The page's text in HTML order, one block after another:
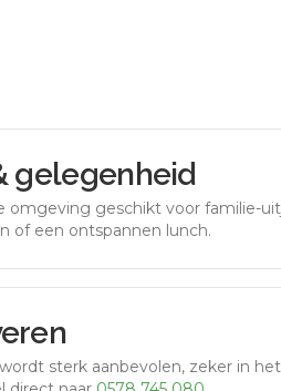
gelegenheid
omgeving geschikt voor familie-
of een ontspannen lunch.
sterk aanbevolen, zeker in